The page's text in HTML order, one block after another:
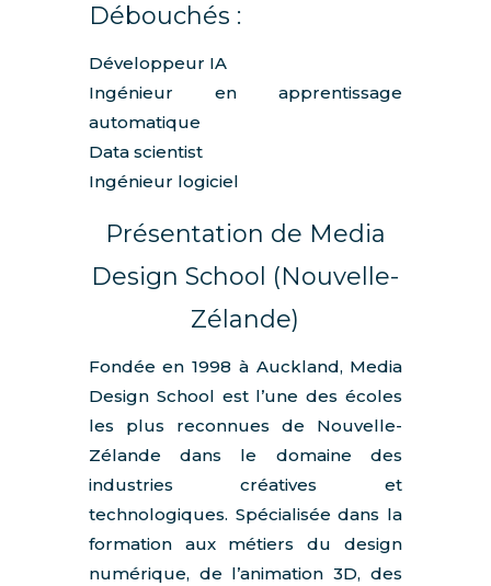
Débouchés :
Développeur IA
Ingénieur en apprentissage
automatique
Data scientist
Ingénieur logiciel
Présentation de Media
Design School (Nouvelle-
Zélande)
Fondée en 1998 à Auckland, Media
Design School est l’une des écoles
les plus reconnues de Nouvelle-
Zélande dans le domaine des
industries créatives et
technologiques. Spécialisée dans la
formation aux métiers du design
numérique, de l’animation 3D, des